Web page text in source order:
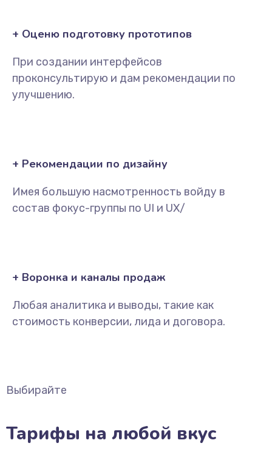
+ Оценю подготовку прототипов
При создании интерфейсов
проконсультирую и дам рекомендации по
улучшению.
+ Рекомендации по дизайну
Имея большую насмотренность войду в
состав фокус-группы по UI и UX/
+ Воронка и каналы продаж
Любая аналитика и выводы, такие как
стоимость конверсии, лида и договора.
Выбирайте
Тарифы на любой вкус